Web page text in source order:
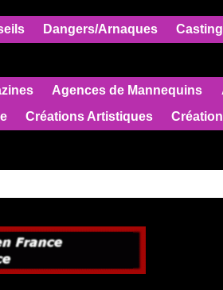
Dangers/Arnaques
Agences de Mannequins
Créations Artistiques